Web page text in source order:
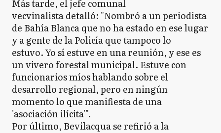
Más tarde, el jefe comunal
vecvinalista detalló: "Nombró a un periodista
de Bahía Blanca que no ha estado en ese lugar
y a gente de la Policía que tampoco lo
estuvo. Yo sí estuve en una reunión, y ese es
un vivero forestal municipal. Estuve con
funcionarios míos hablando sobre el
desarrollo regional, pero en ningún
momento lo que manifiesta de una
'asociación ilícita'".
Por último, Bevilacqua se refirió a la